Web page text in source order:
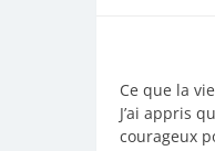
Ce que la
J’ai appris
courageux